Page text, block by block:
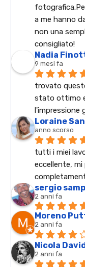
a me hanno
non una
consigliato!
Nadia
9 mesi fa
trovato
stato ottimo
l'impressione
Loraine
anno scorso
tutti i miei
eccellente,
sergio
2 anni fa
Moreno
2 anni fa
Nicola
2 anni fa